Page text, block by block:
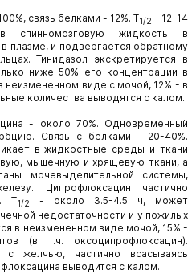
связь белками - 12%. T1/2 - 12-14
спинномозговую жидкость в
плазме, и подвергается обратному
Тинидазол экскретируется в
ниже 50% его концентрации в
неизмененном виде с мочой, 12% - в
количества выводятся с калом.
- около 70%. Одновременный
Связь с белками - 20-40%.
в жидкостные среды и ткани
мышечную и хрящевую ткани, а
мочевыделительной системы,
Ципрофлоксацин частично
T1/2
- около 3.5-4.5 ч, может
недостаточности и у пожилых
в неизмененном виде мочой, 15% -
(в т.ч. оксоципрофлоксацин).
с желчью, частично всасываясь
выводится с калом.